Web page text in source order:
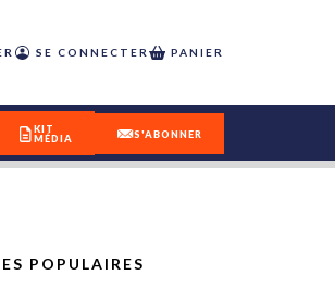
SE CONNECTER PANIER
KIT
MÉDIA
S'ABONNER
POPULAIRES